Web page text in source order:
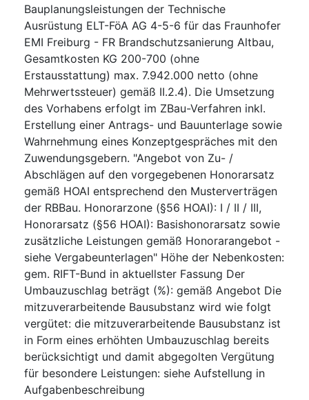
Bauplanungsleistungen der Technische
Ausrüstung ELT-FöA AG 4-5-6 für das Fraunhofer
EMI Freiburg - FR Brandschutzsanierung Altbau,
Gesamtkosten KG 200-700 (ohne
Erstausstattung) max. 7.942.000 netto (ohne
Mehrwertssteuer) gemäß II.2.4). Die Umsetzung
des Vorhabens erfolgt im ZBau-Verfahren inkl.
Erstellung einer Antrags- und Bauunterlage sowie
Wahrnehmung eines Konzeptgespräches mit den
Zuwendungsgebern. "Angebot von Zu- /
Abschlägen auf den vorgegebenen Honorarsatz
gemäß HOAI entsprechend den Musterverträgen
der RBBau. Honorarzone (§56 HOAI): I / II / III,
Honorarsatz (§56 HOAI): Basishonorarsatz sowie
zusätzliche Leistungen gemäß Honorarangebot -
siehe Vergabeunterlagen" Höhe der Nebenkosten:
gem. RIFT-Bund in aktuellster Fassung Der
Umbauzuschlag beträgt (%): gemäß Angebot Die
mitzuverarbeitende Bausubstanz wird wie folgt
vergütet: die mitzuverarbeitende Bausubstanz ist
in Form eines erhöhten Umbauzuschlag bereits
berücksichtigt und damit abgegolten Vergütung
für besondere Leistungen: siehe Aufstellung in
Aufgabenbeschreibung